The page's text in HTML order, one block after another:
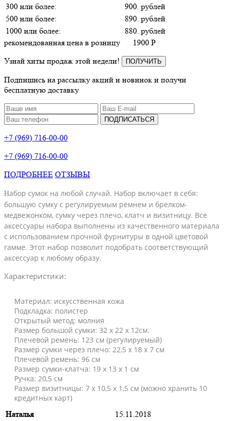
300 или более:
900. рублей
500 или более:
890. рублей
1000 или более:
880. рублей
рекомендованная цена в розницу
1900 P
Узнай хиты продаж этой недели!
ПОЛУЧИТЬ
Подпишись на рассылку акций и новинок и получи
бесплатную доставку
ПОДПИСАТЬСЯ
+7 (969) 716-00-00
+7 (969) 716-00-00
ПОДРОБНЕЕ ОТЗЫВЫ
Набор сумок на любой случай. Набор включает в себя:
большую сумку с регулируемым ремнем и брелком-
медвежонком, сумку через плечо, клатч и визитницу. Все
аксессуары набора выполнены из качественного материала
с использованием прочной фурнитуры в одной цветовой
гамме. Этот набор позволит подобрать соответствующий
аксессуар к любому образу.
Характеристики:
Материал: искусственная кожа
Подкладка: полистер
Открытый метод: молния
Размер большой сумки: 32 х 22 х 12см.
Плечевой ремень: 123 см (регулируемый)
Размер сумки через плечо: 22,5 х 18 х 7 см
Плечевой ремень: 96 см
Размер сумки-клатча: 19 х 13 х 1 см
Ручка: 20,5 см
Размер визитницы: 7 х 10,5 х 1,5 см (можно хранить 10
кредитных карт)
Наталья
15.11.2018